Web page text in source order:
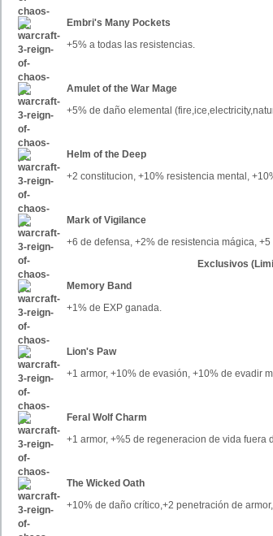
Embri's Many Pockets
+5% a todas las resistencias.
Amulet of the War Mage
+5% de daño elemental
Helm of the Deep
+2 constitucion, +10% resistencia mental,
Mark of Vigilance
+6 de defensa, +2% de resistencia mágica, +5
Exclusivos
Memory Band
+1% de EXP ganada.
Lion's Paw
+1 armor, +10% de evasión, +10% de evadir
Feral Wolf Charm
+1 armor, +%5 de regeneracion de vida fuera
The Wicked Oath
+10% de daño crítico,+2 penetración de